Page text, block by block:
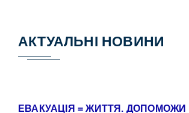
АКТУАЛЬНІ НОВИНИ
ЕВАКУАЦІЯ = ЖИТТЯ. ДОПОМОЖИ